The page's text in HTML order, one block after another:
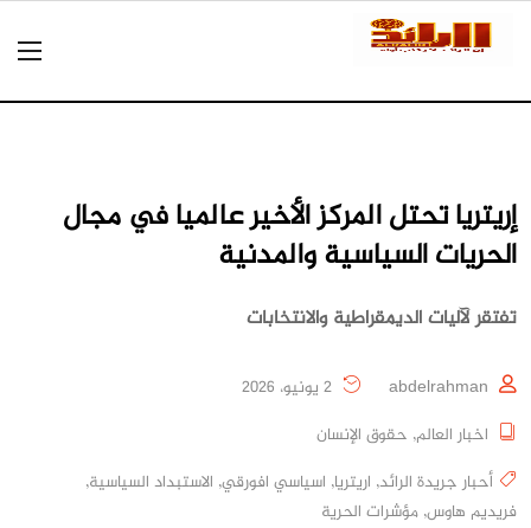
إريتريا تحتل المركز الأخير عالميا في مجال
الحريات السياسية والمدنية
تفتقر لآليات الديمقراطية والانتخابات
abdelrahman
اخبار العالم, حقوق الإنسان
أحبار جريدة الرائد, اريتريا, اسياسي افورقي, الاستبداد السياسية,
فريديم هاوس, مؤشرات الحرية